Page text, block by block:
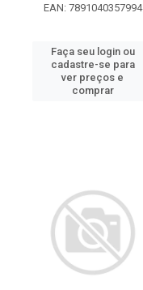
EAN: 7891040357994
Faça seu login ou
cadastre-se para
ver preços e
comprar